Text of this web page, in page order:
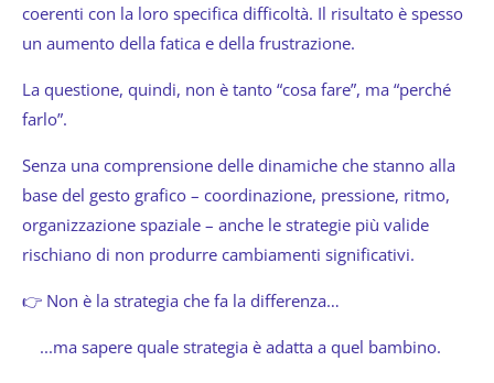
coerenti con la loro specifica difficoltà. Il risultato è spesso
un aumento della fatica e della frustrazione.
La questione, quindi, non è tanto “cosa fare”, ma “perché
farlo”.
Senza una comprensione delle dinamiche che stanno alla
base del gesto grafico – coordinazione, pressione, ritmo,
organizzazione spaziale – anche le strategie più valide
rischiano di non produrre cambiamenti significativi.
👉 Non è la strategia che fa la differenza…
...ma sapere quale strategia è adatta a quel bambino.